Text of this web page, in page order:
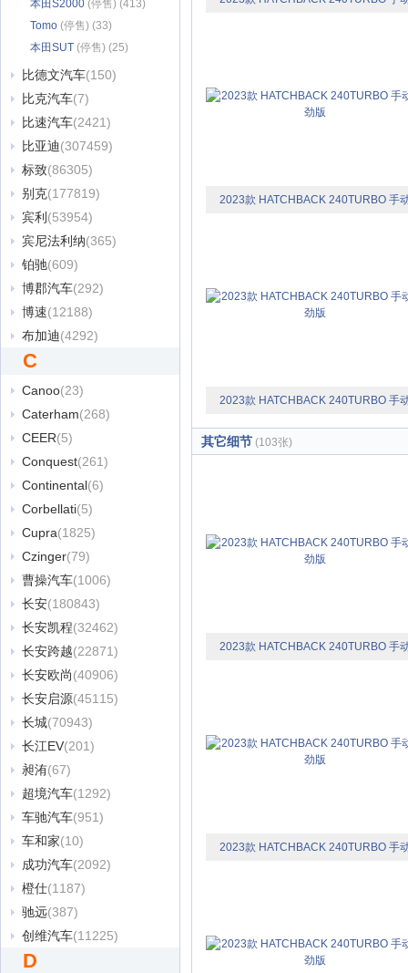
(30)
本田S2000 (停售) (413)
Tomo (停售) (33)
本田SUT (停售) (25)
比德文汽车(150)
比克汽车(7)
比速汽车(2421)
比亚迪(307459)
标致(86305)
别克(177819)
宾利 (53954)
宾尼法利纳(365)
铂驰(609)
博郡汽车(292)
博速(12188)
布加迪(4292)
C
Canoo(23)
Caterham(268)
CEER(5)
Conquest(261)
Continental(6)
Corbellati(5)
Cupra(1825)
Czinger(79)
曹操汽车(1006)
长安(180843)
长安凯程(32462)
长安跨越(22871)
长安欧尚(40906)
长安启源(45115)
长城(70943)
长江EV(201)
昶洧(67)
超境汽车(1292)
车驰汽车(951)
车和家(10)
成功汽车(2092)
橙仕(1187)
驰远(387)
创维汽车(11225)
D
2023款 HATCHBACK 240TURBO 手
2023款 HATCHBACK 240TURBO 手
极劲版
其它细节 (103张)
2023款 HATCHBACK 240TURBO 手
2023款 HATCHBACK 240TURBO 手